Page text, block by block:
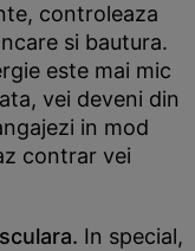
controleaza
si bautura.
este mai mic
vei deveni din
in mod
contrar vei
In special,